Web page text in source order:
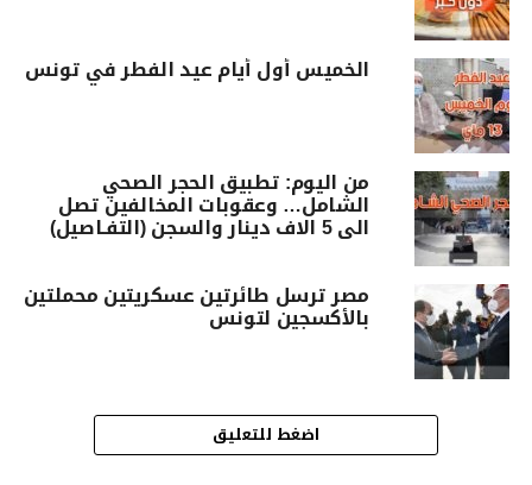
الخميس أول أيام عيد الفطر في تونس
من اليوم: تطبيق الحجر الصحي
الشامل… وعقوبات المخالفين تصل
الى 5 الاف دينار والسجن (التفـاصيل)
مصر ترسل طائرتين عسكريتين محملتين
بالأكسجين لتونس
اضغط للتعليق